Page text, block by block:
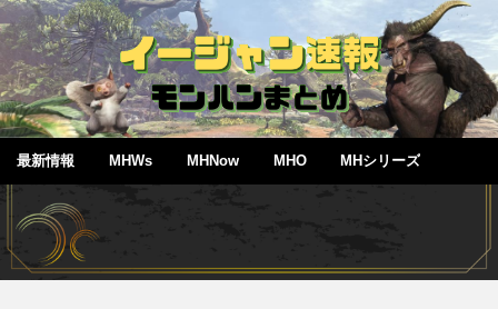
最新情報 MHWs MHNow MHO MHシリーズ